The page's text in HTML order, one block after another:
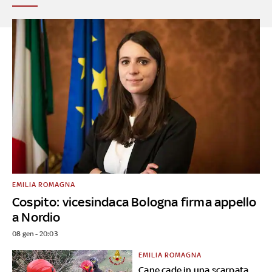
Cospito: vicesindaca Bologna firma appello
a Nordio
EMILIA ROMAGNA
08 gen - 20:03
Cane cade in una scarpata,
EMILIA ROMAGNA